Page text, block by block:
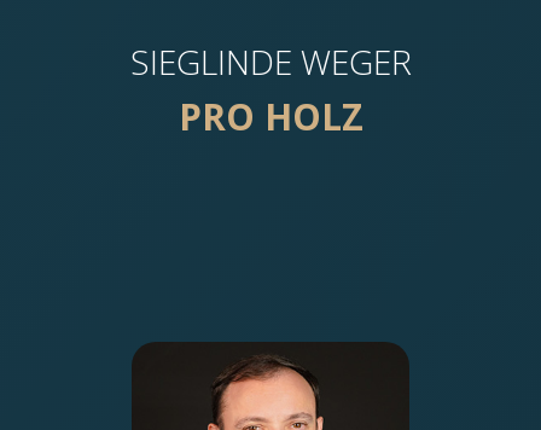
SIEGLINDE WEGER
PRO HOLZ